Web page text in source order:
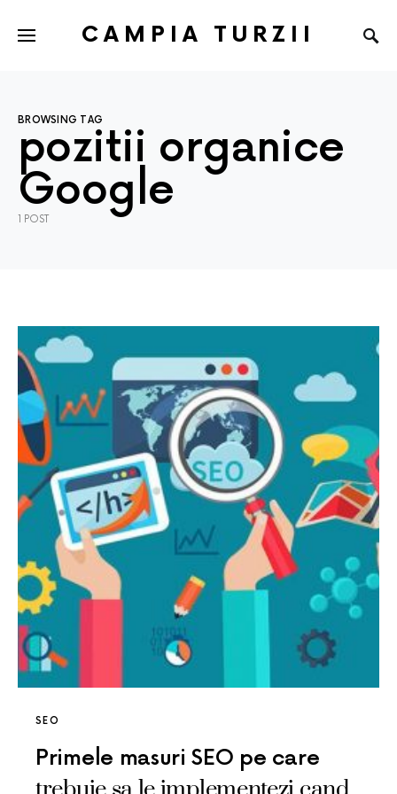
CAMPIA TURZII
BROWSING TAG
pozitii organice
Google
1 POST
SEO
Primele masuri SEO pe care